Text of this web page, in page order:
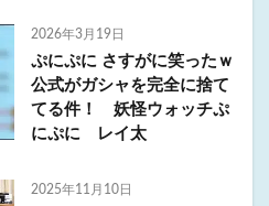
2026年3月19日
ぷにぷに さすがに笑ったｗ
公式がガシャを完全に捨て
てる件！ 妖怪ウォッチぷ
にぷに レイ太
2025年11月10日